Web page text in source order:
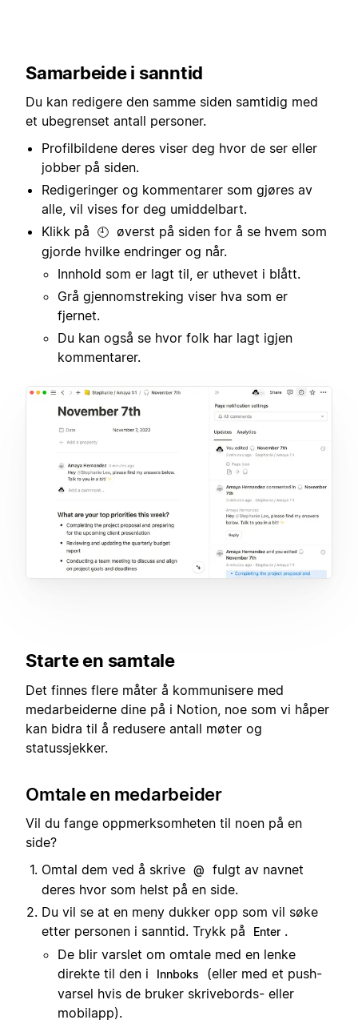
Samarbeide i sanntid
Du kan redigere den samme siden samtidig med
et ubegrenset antall personer.
Profilbildene deres viser deg hvor de ser eller
jobber på siden.
Redigeringer og kommentarer som gjøres av
alle, vil vises for deg umiddelbart.
Klikk på
🕘 øverst på siden for å se hvem som
gjorde hvilke endringer og når.
Innhold som er lagt til, er uthevet i blått.
Grå gjennomstreking viser hva som er
fjernet.
Du kan også se hvor folk har lagt igjen
kommentarer.
Starte en samtale
Det finnes flere måter å kommunisere med
medarbeiderne dine på i Notion, noe som vi håper
kan bidra til å redusere antall møter og
statussjekker.
Omtale en medarbeider
Vil du fange oppmerksomheten til noen på en
side?
Omtal dem ved å skrive @
fulgt av navnet
deres hvor som helst på en side.
Du vil se at en meny dukker opp som vil søke
etter personen i sanntid. Trykk på
Enter .
De blir varslet om omtale med en lenke
direkte til den i
Innboks
(eller med et push-
varsel hvis de bruker skrivebords- eller
mobilapp).